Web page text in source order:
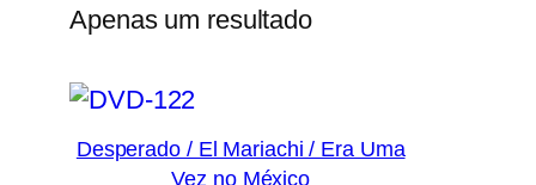
Apenas um resultado
Desperado / El Mariachi / Era Uma
Vez no México